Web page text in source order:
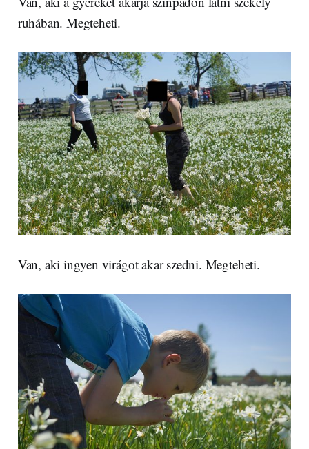
ruhában. Megteheti.
Van, aki ingyen virágot akar szedni. Megteheti.